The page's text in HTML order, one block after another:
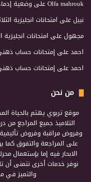
Olfa mahroukعلى وضعية
نبيلعلى امتحانات انجليزية
مجهولعلى امتحانات انجليزية
احمدعلى إمتحانات حساب
احمدعلى إمتحانات حساب
من نحن
موقع تربوي يهتم بالحياة
التلاميذ جميع المراجع من
وفروض مراقبة وفروض تأليفية
على المراجعة والتفوق كما
الابحار فيه إما بإستعمال
نوفر خدمات أخرى نتمنى أن
والتميز في